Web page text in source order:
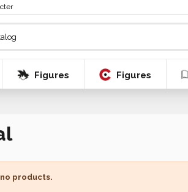
Figures Figures
products.